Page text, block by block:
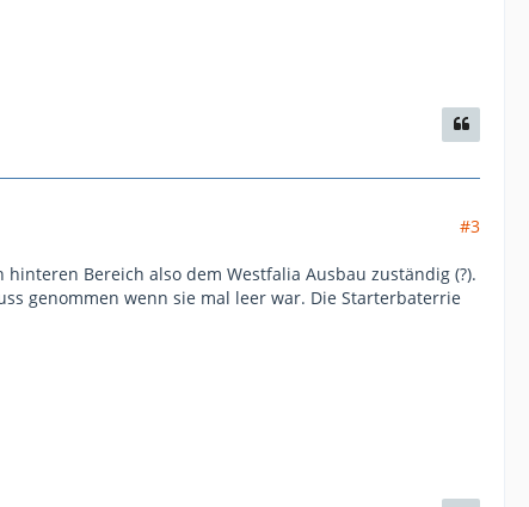
#3
Bereich also dem Westfalia Ausbau zuständig (?).
genommen wenn sie mal leer war. Die Starterbaterrie